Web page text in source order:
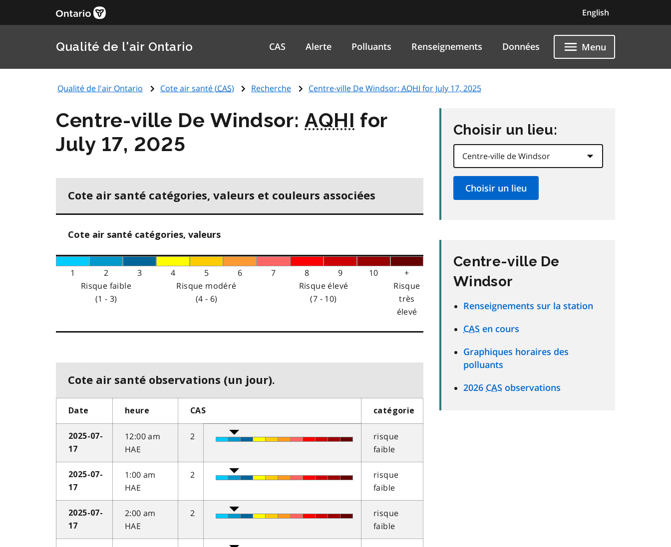
English
Qualité de l'air Ontario CAS Alerte Polluants Renseignements Données Menu
Qualité de l'air Ontario Cote air santé (CAS) Recherche Centre-ville De Windsor: AQHI for July 17, 2025
Centre-ville De Windsor:AQHI for
July 17, 2025
Cote air santé catégories, valeurs et couleurs associées
Cote air santé catégories, valeurs
1 2 3 4 5 6 7 8 9 10
+
Risque faible
(1 - 3)
Risque modéré
(4 - 6)
Risque élevé
(7 - 10)
Risque
très
élevé
Cote air santé observations (un jour).
Date heure CAS catégorie
2025-07-
17
12:00 am
HAE
2
risque
faible
2025-07-
17
1:00 am
HAE
2
risque
faible
2025-07-
17
2:00 am
HAE
2
risque
faible
Choisir un lieu:
Centre-ville De
Windsor
Renseignements sur la station
CAS en cours
Graphiques horaires des
polluants
2026 CAS observations